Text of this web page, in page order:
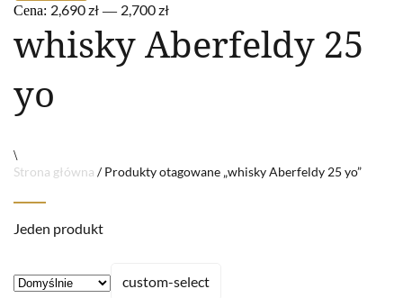
Cena: 2,690 zł — 2,700 zł
whisky Aberfeldy 25
yo
\
Strona główna / Produkty otagowane „whisky Aberfeldy 25 yo”
Jeden produkt
custom-select